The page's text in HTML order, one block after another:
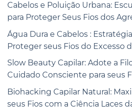
Cabelos e Poluição Urbana:
para Proteger Seus Fios dos
Água Dura e Cabelos :
Proteger seus Fios do Excesso
Slow Beauty Capilar: Adote a
Cuidado Consciente para seus
Biohacking Capilar Natural:
seus Fios com a Ciência Laces